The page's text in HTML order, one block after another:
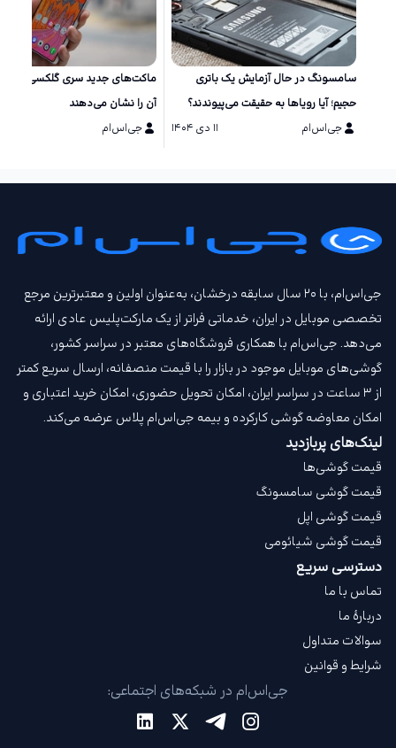
سامسونگ در حال آزمایش یک باتری
حجیم؛ آیا رویاها به حقیقت می‌پیوندند؟
جی‌اس‌ام
۱۱ دی ۱۴۰۴
آن را نشان می‌دهند
جی‌اس‌ام
جی‌اس‌ام، با ۲۰ سال سابقه درخشان، به‌عنوان اولین و معتبرترین مرجع
تخصصی موبایل در ایران، خدماتی فراتر از یک مارکت‌پلیس عادی ارائه
می‌دهد. جی‌اس‌ام با همکاری فروشگاه‌های معتبر در سراسر کشور،
گوشی‌های موبایل موجود در بازار را با قیمت‌ منصفانه، ارسال سریع کمتر
از ۳ ساعت در سراسر ایران، امکان تحویل حضوری، امکان خرید اعتباری و
امکان معاوضه گوشی کارکرده و بیمه جی‌اس‌ام‌ پلاس عرضه می‌کند.
لینک‌های پربازدید
قیمت گوشی‌ها
قیمت گوشی سامسونگ
قیمت گوشی اپل
قیمت گوشی شیائومی
دسترسی سریع
تماس با ما
دربارهٔ ما
سوالات متداول
شرایط و قوانین
جی‌اس‌ام در شبکه‌های اجتماعی: